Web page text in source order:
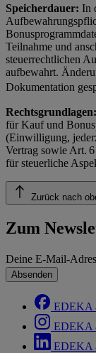
Speicherdauer: In
Teilnahme und
steuerrechtlichen
aufbewahrt.
Dokumentation
Rechtsgrundlagen:
für Kauf und
(Einwilligung,
Vertrag sowie Art.
für steuerliche
Zurück nach
Zum
Deine E-Mail-
Absenden
EDEKA
EDEKA
EDEKA